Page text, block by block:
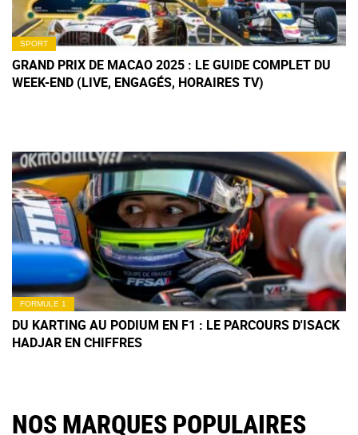
SPORT
GRAND PRIX DE MACAO 2025 : LE GUIDE COMPLET DU
WEEK-END (LIVE, ENGAGÉS, HORAIRES TV)
FORMULE 1
DU KARTING AU PODIUM EN F1 : LE PARCOURS D'ISACK
HADJAR EN CHIFFRES
NOS MARQUES POPULAIRES